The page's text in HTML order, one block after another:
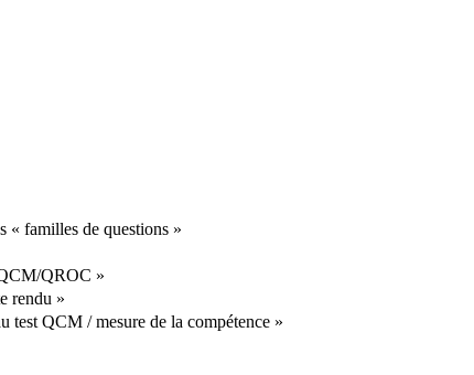
« familles de questions »
QROC »
rendu »
test QCM / mesure de la compétence »